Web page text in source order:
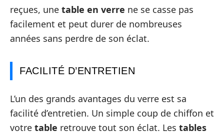
reçues, une table en verre ne se casse pas
facilement et peut durer de nombreuses
années sans perdre de son éclat.
FACILITÉ D’ENTRETIEN
L’un des grands avantages du verre est sa
facilité d’entretien. Un simple coup de chiffon et
votre table retrouve tout son éclat. Les tables